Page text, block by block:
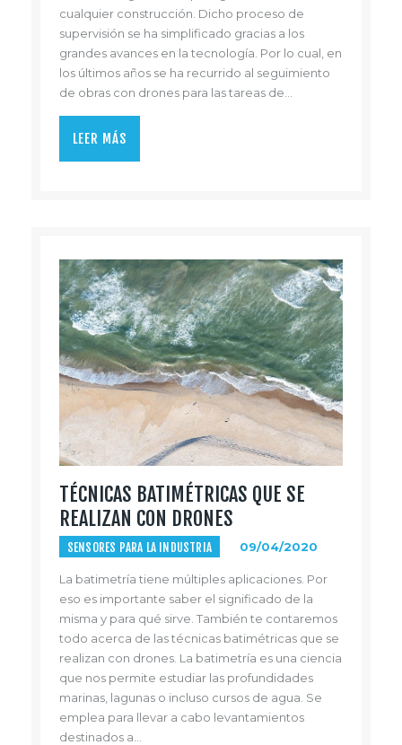
cualquier construcción. Dicho proceso de
supervisión se ha simplificado gracias a los
grandes avances en la tecnología. Por lo cual, en
los últimos años se ha recurrido al seguimiento
de obras con drones para las tareas de…
LEER MÁS
TÉCNICAS BATIMÉTRICAS QUE SE
REALIZAN CON DRONES
SENSORES PARA LA INDUSTRIA 09/04/2020
La batimetría tiene múltiples aplicaciones. Por
eso es importante saber el significado de la
misma y para qué sirve. También te contaremos
todo acerca de las técnicas batimétricas que se
realizan con drones. La batimetría es una ciencia
que nos permite estudiar las profundidades
marinas, lagunas o incluso cursos de agua. Se
emplea para llevar a cabo levantamientos
destinados a…